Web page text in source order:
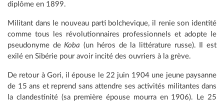
diplôme en 1899.
Militant dans le nouveau parti bolchevique, il renie son identité
comme tous les révolutionnaires professionnels et adopte le
pseudonyme deKoba (un héros de la littérature russe). Il est
exilé en Sibérie pour avoir incité des ouvriers à la grève.
De retour à Gori, il épouse le 22 juin 1904 une jeune paysanne
de 15 ans et reprend sans attendre ses activités militantes dans
la clandestinité (sa première épouse mourra en 1906). Le 25